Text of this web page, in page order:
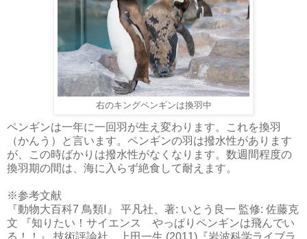
右のキングペンギンは換羽中
ペンギンは一年に一回羽が生え変わります。これを換羽
（かんう）と言います。ペンギンの羽は撥水性があります
が、この時ばかりは撥水性がなくなります。数週間程度の
換羽期の間は、海に入らず絶食して耐えます。
※参考文献
『動物大百科7 鳥類Ⅰ』 平凡社、著: いとう良一 監修: 佐藤克
文 『知りたい！サイエンス やっぱりペンギンは飛んでい
る！！』 技術評論社、上田一生 (2011)『岩波科学ライブラ